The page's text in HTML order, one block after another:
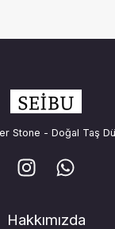
Stone - Doğal Taş
Hakkımızda